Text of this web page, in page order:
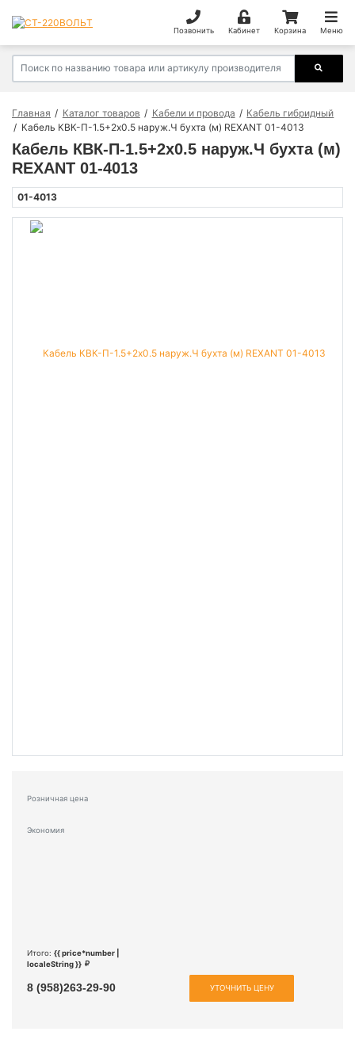
Позвонить Кабинет Корзина Меню
Главная Каталог товаров Кабели и провода
Кабель гибридный
Кабель КВК-П-1.5+2х0.5 наруж.Ч бухта (м) REXANT 01-4013
Кабель КВК-П-1.5+2х0.5 наруж.Ч бухта (м)
REXANT 01-4013
01-4013
Розничная цена
Экономия
Итого: {{ price*number |
localeString }}
8 (958)263-29-90 УТОЧНИТЬ ЦЕНУ